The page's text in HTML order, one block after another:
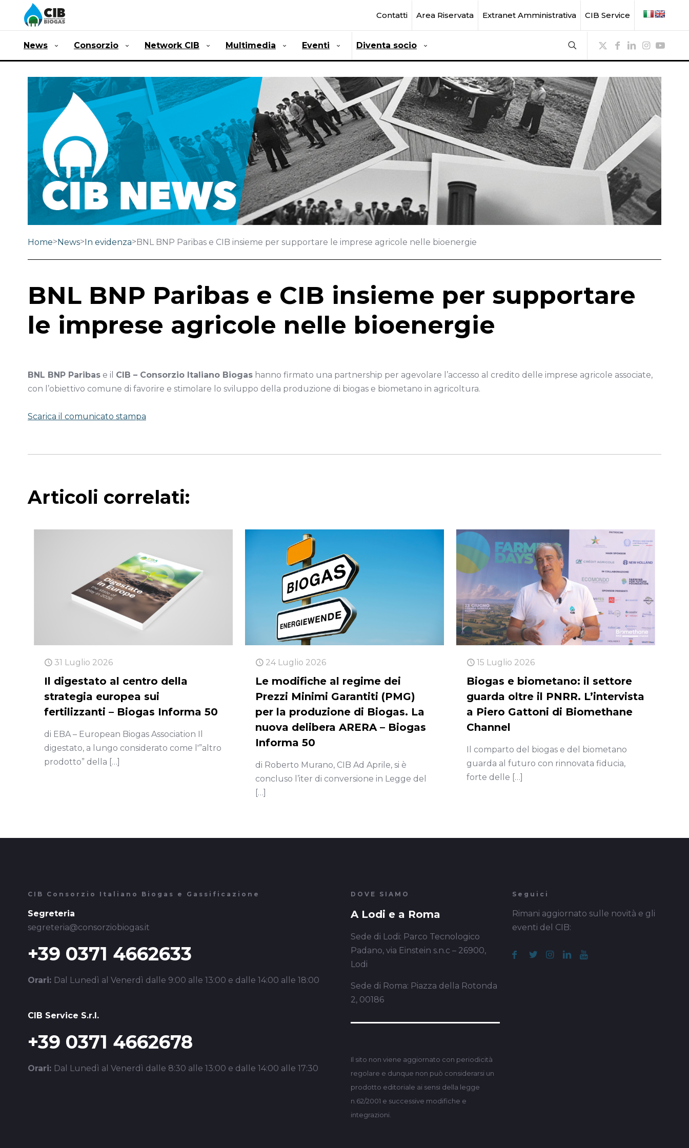
Contatti Area Riservata Extranet Amministrativa CIB Service
News Consorzio Network CIB Multimedia Eventi Diventa socio
Home>News>In evidenza>BNL BNP Paribas e CIB insieme per supportare le imprese agricole nelle bioenergie
BNL BNP Paribas e CIB insieme per supportare
le imprese agricole nelle bioenergie
BNL BNP Paribas e il CIB – Consorzio Italiano Biogas hanno firmato una partnership per agevolare l’accesso al credito delle imprese agricole associate,
con l’obiettivo comune di favorire e stimolare lo sviluppo della produzione di biogas e biometano in agricoltura.
Scarica il comunicato stampa
Articoli correlati:
31 Luglio 2026
Il digestato al centro della
strategia europea sui
fertilizzanti – Biogas Informa 50
di EBA – European Biogas Association Il
digestato, a lungo considerato come l'”altro
prodotto” della […]
24 Luglio 2026
Le modifiche al regime dei
Prezzi Minimi Garantiti (PMG)
per la produzione di Biogas. La
nuova delibera ARERA – Biogas
Informa 50
di Roberto Murano, CIB Ad Aprile, si è
concluso l’iter di conversione in Legge del
[…]
15 Luglio 2026
Biogas e biometano: il settore
guarda oltre il PNRR. L’intervista
a Piero Gattoni di Biomethane
Channel
Il comparto del biogas e del biometano
guarda al futuro con rinnovata fiducia,
forte delle […]
CIB Consorzio Italiano Biogas e Gassificazione
Segreteria
segreteria@consorziobiogas.it
+39 0371 4662633
Orari: Dal Lunedì al Venerdì dalle 9:00 alle 13:00 e dalle 14:00 alle 18:00
CIB Service S.r.l.
+39 0371 4662678
Orari: Dal Lunedì al Venerdì dalle 8:30 alle 13:00 e dalle 14:00 alle 17:30
DOVE SIAMO
A Lodi e a Roma
Sede di Lodi: Parco Tecnologico
Padano, via Einstein s.n.c – 26900,
Lodi
Sede di Roma: Piazza della Rotonda
2, 00186
Il sito non viene aggiornato con periodicità
regolare e dunque non può considerarsi un
prodotto editoriale ai sensi della legge
n.62/2001 e successive modifiche e
integrazioni.
Seguici
Rimani aggiornato sulle novità e gli
eventi del CIB: